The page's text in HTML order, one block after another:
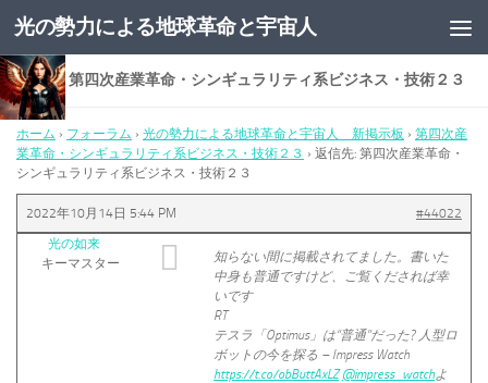
コンテンツへスキップ
光の勢力による地球革命と宇宙人
返信先: 第四次産業革命・シンギュラリティ系ビジネス・技術２３
ホーム › フォーラム › 光の勢力による地球革命と宇宙人 新掲示板 › 第四次産
業革命・シンギュラリティ系ビジネス・技術２３ › 返信先: 第四次産業革命・
シンギュラリティ系ビジネス・技術２３
2022年10月14日 5:44 PM
#44022
光の如来
キーマスター
知らない間に掲載されてました。書いた
中身も普通ですけど、ご覧くだされば幸
いです
RT
テスラ「Optimus」は“普通”だった? 人型ロ
ボットの今を探る – Impress Watch
https://t.co/obButtAxLZ @impress_watchよ